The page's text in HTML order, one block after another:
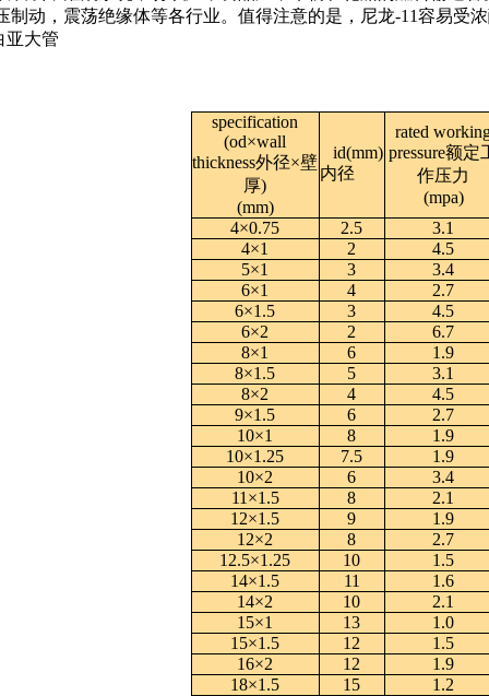
制动，震荡绝缘体等各行业。值得注意的是，尼龙-11容易受
亚大管
specification
(od×wall
thickness外径×壁
厚)
(mm)
id(mm)
内径
rated
pressure额定
作压力
(mpa)
4×0.75
2.5
3.1
4×1
2
4.5
5×1
3
3.4
6×1
4
2.7
6×1.5
3
4.5
6×2
2
6.7
8×1
6
1.9
8×1.5
5
3.1
8×2
4
4.5
9×1.5
6
2.7
10×1
8
1.9
10×1.25
7.5
1.9
10×2
6
3.4
11×1.5
8
2.1
12×1.5
9
1.9
12×2
8
2.7
12.5×1.25
10
1.5
14×1.5
11
1.6
14×2
10
2.1
15×1
13
1.0
15×1.5
12
1.5
16×2
12
1.9
18×1.5
15
1.2